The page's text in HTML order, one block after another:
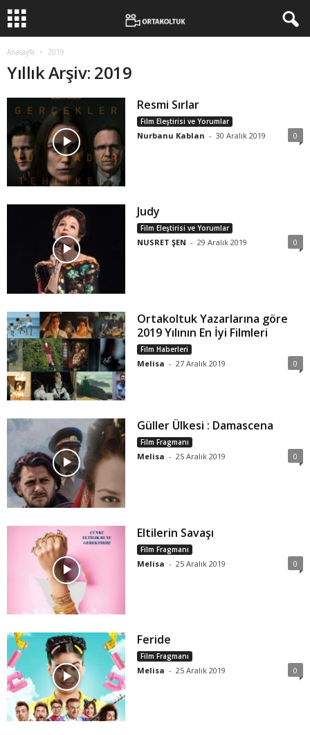
Anasayfa 2019
Yıllık Arşiv: 2019
Resmi Sırlar
Film Eleştirisi ve Yorumlar
Nurbanu Kablan - 30 Aralık 2019 0
Judy
Film Eleştirisi ve Yorumlar
NUSRET ŞEN - 29 Aralık 2019 0
Ortakoltuk Yazarlarına göre
2019 Yılının En İyi Filmleri
Film Haberleri
Melisa - 27 Aralık 2019 0
Güller Ülkesi : Damascena
Film Fragmanı
Melisa - 25 Aralık 2019 0
Eltilerin Savaşı
Film Fragmanı
Melisa - 25 Aralık 2019 0
Feride
Film Fragmanı
Melisa - 25 Aralık 2019 0